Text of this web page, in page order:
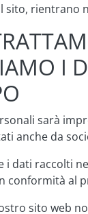
sito, rientrano
I
sarà
anche da
i dati raccolti
al
sito web